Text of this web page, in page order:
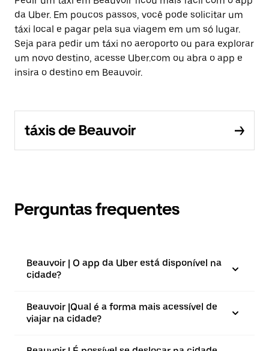
da Uber. Em poucos passos, você pode solicitar um
táxi local e pagar pela sua viagem em um só lugar.
Seja para pedir um táxi no aeroporto ou para explorar
um novo destino, acesse Uber.com ou abra o app e
insira o destino em Beauvoir.
táxis de Beauvoir
Perguntas frequentes
Beauvoir | O app da Uber está disponível na
cidade?
Beauvoir |⁠Qual é a forma mais acessível de
viajar na cidade?